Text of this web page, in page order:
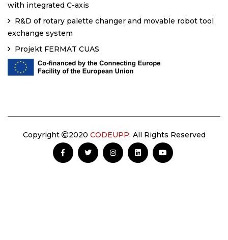
with integrated C-axis
R&D of rotary palette changer and movable robot tool
exchange system
Projekt FERMAT CUAS
Copyright 2020 CODEUPP. All Rights Reserved